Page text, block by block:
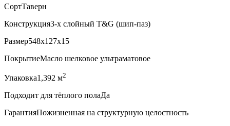
СортТаверн
Конструкция3-х слойный T&G (шип-паз)
Размер548x127x15
ПокрытиеМасло шелковое ультраматовое
Упаковка1,392 м2
Подходит для тёплого полаДа
ГарантияПожизненная на структурную целостность